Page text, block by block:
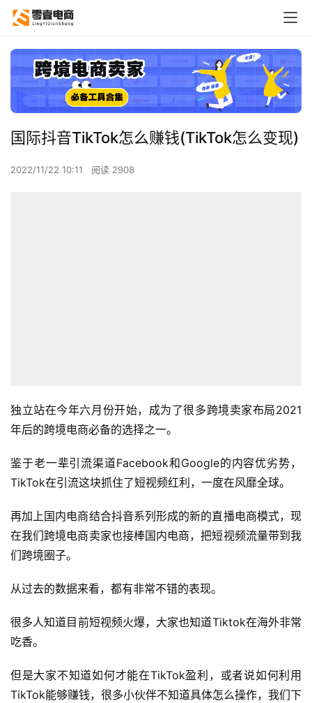
国际抖音TikTok怎么赚钱(TikTok怎么变现)
2022/11/22 10:11 阅读 2908
独立站在今年六月份开始，成为了很多跨境卖家布局2021
年后的跨境电商必备的选择之一。
鉴于老一辈引流渠道Facebook和Google的内容优劣势，
TikTok在引流这块抓住了短视频红利，一度在风靡全球。
再加上国内电商结合抖音系列形成的新的直播电商模式，现
在我们跨境电商卖家也接棒国内电商，把短视频流量带到我
们跨境圈子。
从过去的数据来看，都有非常不错的表现。
很多人知道目前短视频火爆，大家也知道Tiktok在海外非常
吃香。
但是大家不知道如何才能在TikTok盈利，或者说如何利用
TikTok能够赚钱，很多小伙伴不知道具体怎么操作，我们下